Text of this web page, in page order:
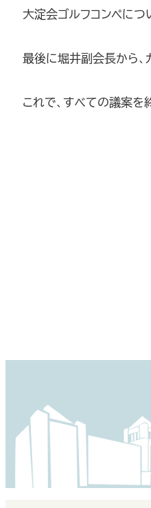
大淀会ゴルフコンペにつ
最後に堀井副会長から、
これで、すべての議案を